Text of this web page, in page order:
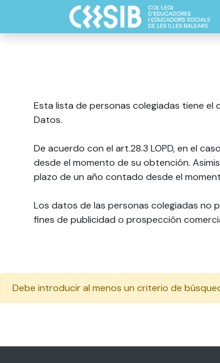
Esta lista de personas colegiadas tiene el
Datos.
De acuerdo con el art.28.3 LOPD, en el
desde el momento de su obtención.
plazo de un año contado desde el
Los datos de las personas colegiadas no
fines de publicidad o prospección
Debe introducir al menos un criterio de